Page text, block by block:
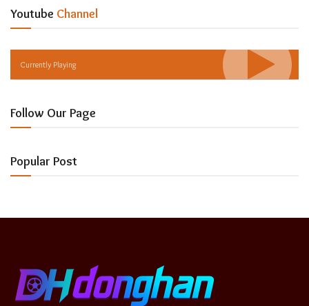
Youtube Channel
Currently Playing
Follow Our Page
Popular Post